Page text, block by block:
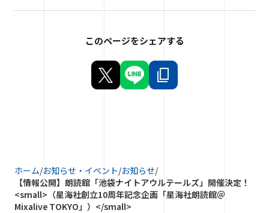
このページをシェアする
ホーム/お知らせ・イベント/お知らせ/
【情報公開】朗読館「池袋ナイトアウルテールズ」開催決定！
<small>（星海社創立10周年記念企画「星海社朗読館＠
Mixalive TOKYO」）</small>